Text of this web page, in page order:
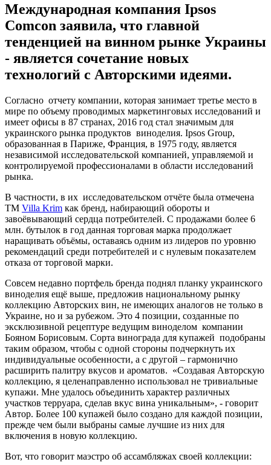
Международная компания Ipsos
Comcon заявила, что главной
тенденцией на винном рынке Украины
- является сочетание новых
технологий с Авторскими идеями.
Согласно отчету компании, которая занимает третье место в
мире по объему проводимых маркетинговых исследований и
имеет офисы в 87 странах, 2016 год стал значимым для
украинского рынка продуктов виноделия. Ipsos Group,
образованная в Париже, Франция, в 1975 году, является
независимой исследовательской компанией, управляемой и
контролируемой профессионалами в области исследований
рынка.
В частности, в их исследовательском отчёте была отмечена
ТМ Villa Krim как бренд, набирающий обороты и
завоёвывающий сердца потребителей. С продажами более 6
млн. бутылок в год данная торговая марка продолжает
наращивать объёмы, оставаясь одним из лидеров по уровню
рекомендаций среди потребителей и с нулевым показателем
отказа от торговой марки.
Совсем недавно портфель бренда поднял планку украинского
виноделия ещё выше, предложив национальному рынку
коллекцию Авторских вин, не имеющих аналогов не только в
Украине, но и за рубежом. Это 4 позиции, созданные по
эксклюзивной рецептуре ведущим виноделом компании
Бояном Борисовым. Сорта винограда для купажей подобраны
таким образом, чтобы с одной стороны подчеркнуть их
индивидуальные особенности, а с другой – гармонично
расширить палитру вкусов и ароматов. «Создавая Авторскую
коллекцию, я целенаправленно использовал не тривиальные
купажи. Мне удалось объединить характер различных
участков терруара, сделав вкус вина уникальным», - говорит
Автор. Более 100 купажей было создано для каждой позиции,
прежде чем были выбраны самые лучшие из них для
включения в новую коллекцию.
Вот, что говорит маэстро об ассамбляжах своей коллекции: